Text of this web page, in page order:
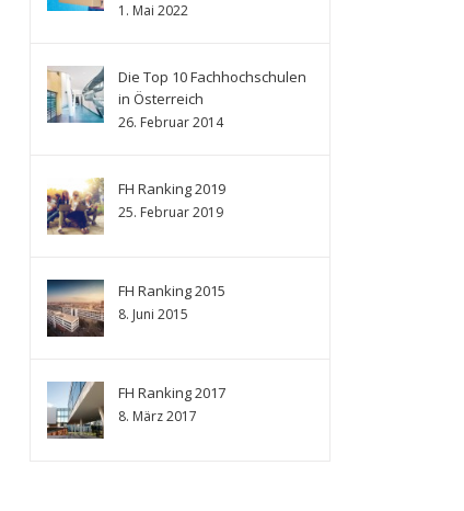
1. Mai 2022
Die Top 10 Fachhochschulen
in Österreich
26. Februar 2014
FH Ranking 2019
25. Februar 2019
FH Ranking 2015
8. Juni 2015
FH Ranking 2017
8. März 2017